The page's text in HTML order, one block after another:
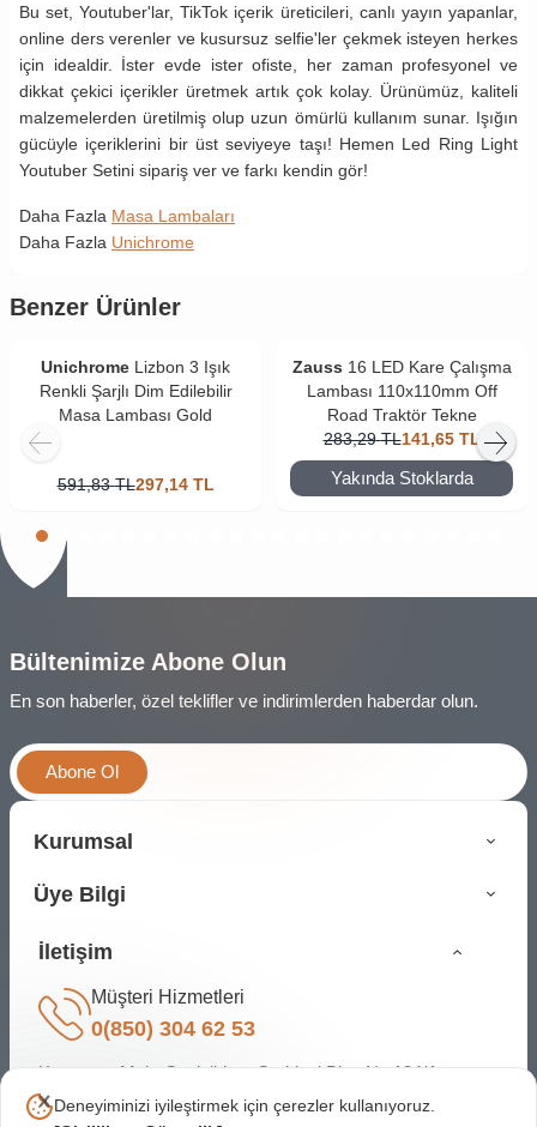
Deneyiminizi iyileştirmek için çerezler kullanıyoruz.
Bu set, Youtuber'lar, TikTok içerik üreticileri, canlı yayın yapanlar,
online ders verenler ve kusursuz selfie'ler çekmek isteyen herkes
için idealdir. İster evde ister ofiste, her zaman profesyonel ve
dikkat çekici içerikler üretmek artık çok kolay. Ürünümüz, kaliteli
malzemelerden üretilmiş olup uzun ömürlü kullanım sunar. Işığın
gücüyle içeriklerini bir üst seviyeye taşı! Hemen Led Ring Light
Youtuber Setini sipariş ver ve farkı kendin gör!
Daha Fazla Masa Lambaları
Daha Fazla Unichrome
Benzer Ürünler
Unichrome Lizbon 3 Işık
Renkli Şarjlı Dim Edilebilir
Masa Lambası Gold
591,83 TL297,14 TL
Zauss 16 LED Kare Çalışma
Lambası 110x110mm Off
Road Traktör Tekne
283,29 TL141,65 TL
Yakında Stoklarda
Bültenimize Abone Olun
En son haberler, özel teklifler ve indirimlerden haberdar olun.
Abone Ol
Kurumsal
Üye Bilgi
İletişim
Müşteri Hizmetleri
0(850) 304 62 53
Karapınar Mah. Cevizlidere Caddesi Bina No:134/A
Çankaya Ankara